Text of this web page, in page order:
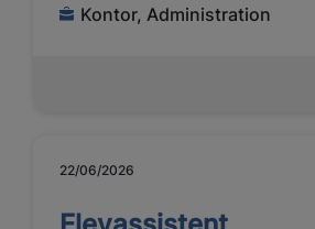
Kontor, Administration
22/06/2026